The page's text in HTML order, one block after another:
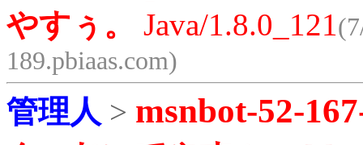
やすぅ。 Java/1.8.0_121
189.pbiaas.com)
管理人 > msnbot-52-